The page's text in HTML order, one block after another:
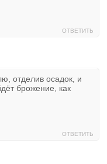
ОТВЕТИТЬ
отделив осадок, и
брожение, как
ОТВЕТИТЬ